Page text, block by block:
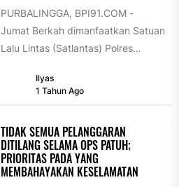
PURBALINGGA, BPI91.COM -
Jumat Berkah dimanfaatkan Satuan
Lalu Lintas (Satlantas) Polres
kebaikan dengan warga yang
Ilyas
1 Tahun Ago
TIDAK SEMUA PELANGGARAN
DITILANG SELAMA OPS PATUH;
PRIORITAS PADA YANG
MEMBAHAYAKAN KESELAMATAN